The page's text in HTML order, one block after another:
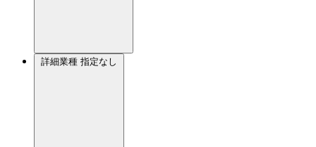
詳細業種 指定なし